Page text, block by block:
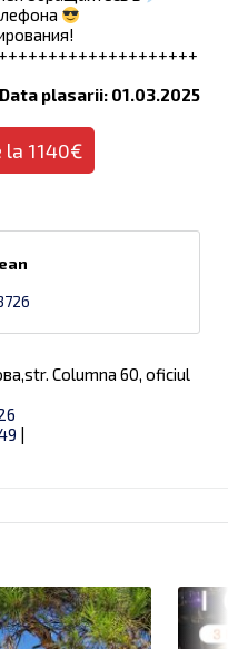
Data plasarii: 01.03.2025
la 1140€
Columna 60, oficiul
|